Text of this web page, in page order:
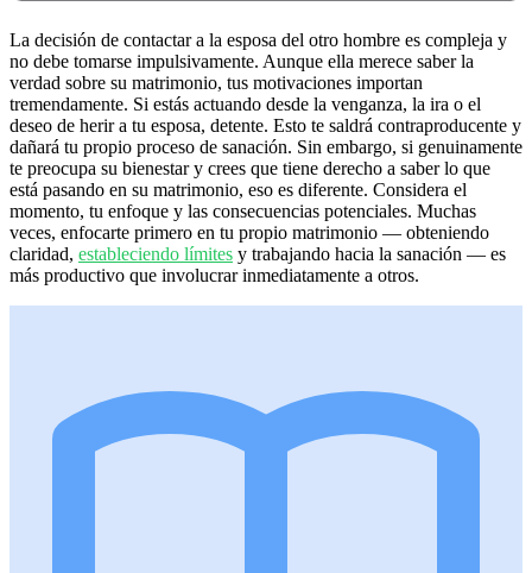
La decisión de contactar a la esposa del otro hombre es compleja y
no debe tomarse impulsivamente. Aunque ella merece saber la
verdad sobre su matrimonio, tus motivaciones importan
tremendamente. Si estás actuando desde la venganza, la ira o el
deseo de herir a tu esposa, detente. Esto te saldrá contraproducente y
dañará tu propio proceso de sanación. Sin embargo, si genuinamente
te preocupa su bienestar y crees que tiene derecho a saber lo que
está pasando en su matrimonio, eso es diferente. Considera el
momento, tu enfoque y las consecuencias potenciales. Muchas
veces, enfocarte primero en tu propio matrimonio — obteniendo
claridad, estableciendo límites y trabajando hacia la sanación — es
más productivo que involucrar inmediatamente a otros.